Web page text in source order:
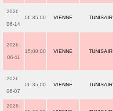
2026-
06-14
06:35:00 VIENNE TUNISAIR
2026-
06-11
15:00:00 VIENNE TUNISAIR
2026-
06-07
06:35:00 VIENNE TUNISAIR
2026-